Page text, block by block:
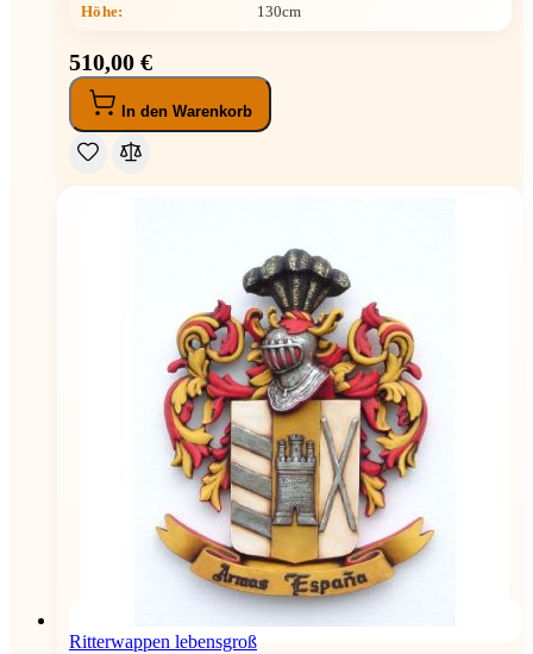
Höhe: 130cm
510,00 €
In den Warenkorb
Ritterwappen lebensgroß